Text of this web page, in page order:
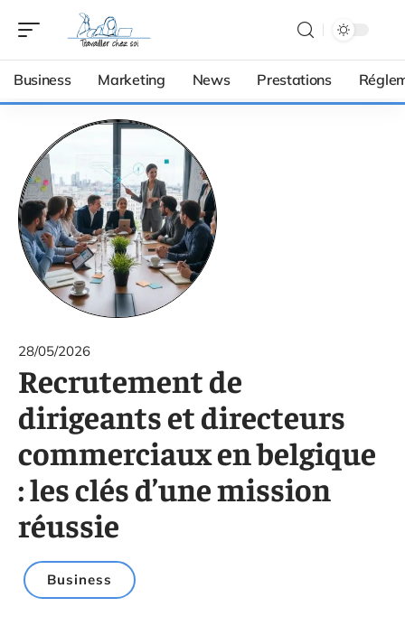
Business Marketing News Prestations
28/05/2026
Recrutement de
dirigeants et directeurs
commerciaux en belgique
: les clés d’une mission
réussie
Business